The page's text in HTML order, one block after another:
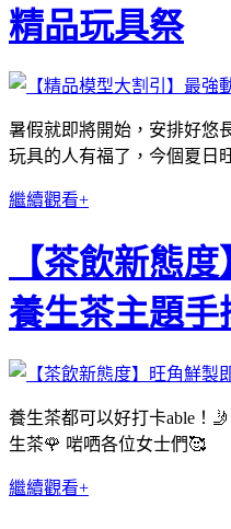
精品玩具祭
暑假就即將開始，安排好悠
玩具的人有福了，今個夏
繼續觀看+
【茶飲新態
養生茶主題手
養生茶都可以好打卡able！
生茶🌹 啱哂各位女士們🥰
繼續觀看+